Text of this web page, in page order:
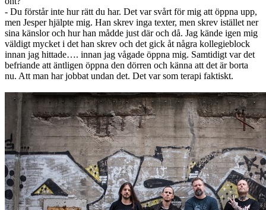
- Du förstår inte hur rätt du har. Det var svårt för mig att öppna upp,
men Jesper hjälpte mig. Han skrev inga texter, men skrev istället ner
sina känslor och hur han mådde just där och då. Jag kände igen mig
väldigt mycket i det han skrev och det gick åt några kollegieblock
innan jag hittade…. innan jag vågade öppna mig. Samtidigt var det
befriande att äntligen öppna den dörren och känna att det är borta
nu. Att man har jobbat undan det. Det var som terapi faktiskt.